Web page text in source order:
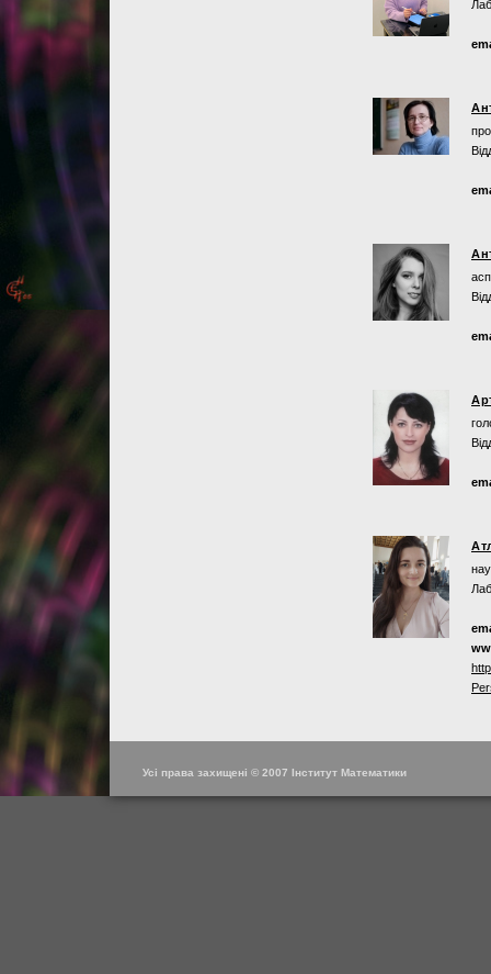
Усі права захищені © 2007 Інститут Математики